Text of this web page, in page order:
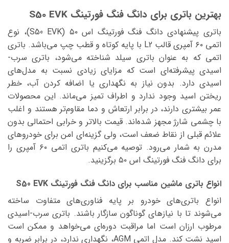
بهترین باتری برای دانگ فنگ فورتینگ S50 EVK
باتری پیشنهادی دانگ فنگ فورتینگ اس ۵۰ (S50 EVK)، نوع
اتمی ۶۰ آمپری قالب L2 با پایه کوتاه و قطب چپ می‌باشد. باتری
اتمی که به عنوان باتری سیلد شناخته می‌شود، باتری سرب-
اسیدی پیشرفته‌ای است که مزایای زیادی نسبت به مدل‌های
اسیدی دارد. بدون نیاز به نگهداری یا اضافه کردن آب، خطر
ریختن اسید وجود ندارد و اطراف تمیز می‌ماند. این محصولات
عمر بیشتری دارند، در برابر ارتعاش و دما مقاوم‌تر هستند و اغلب
با چشمی شارژ مجهز شده‌اند. قیمت بالاتر و خرابی احتمالی بدون
علائم قبلی از نقاط ضعف است، ولی گزینه‌ای امن برای خودروهای
مدرن به شمار می‌رود. توصیه می‌کنیم باتری اتمی ۶۰ آمپری را
برای دانگ فنگ فورتینگ اس ۵۰ برگزینید.
انواع باتری ماشین مناسب برای دانگ فنگ فورتینگ S50 EVK
انواع باتری‌های خودرو بر پایه فناوری‌های متفاوت ساخته
می‌شوند تا با نیازهای گوناگون سازگار باشند. باتری سرب-اسیدی
مرطوب ارزان است اما مراقبت دوره‌ای می‌خواهد و ممکن است
اسید نشت کند. مدل اتمی AGM، نگهداری ندارد، در برابر ضربه و